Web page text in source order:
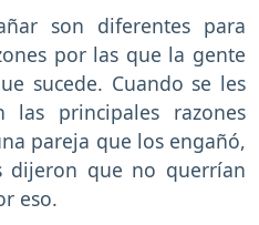
son diferentes para
por las que la gente
sucede. Cuando se les
las principales razones
pareja que los engañó,
dijeron que no querrían
eso.